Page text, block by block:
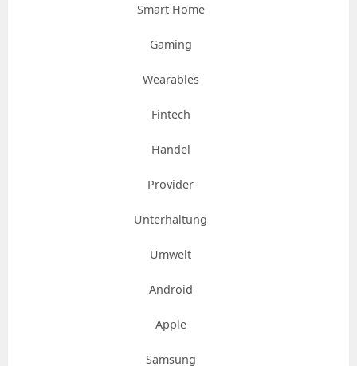
Smart Home
Gaming
Wearables
Fintech
Handel
Provider
Unterhaltung
Umwelt
Android
Apple
Samsung